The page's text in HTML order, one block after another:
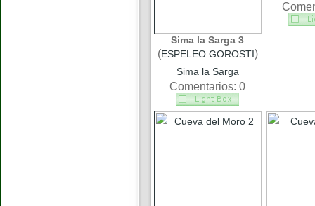
Sima la Sarga 3
(ESPELEO GOROSTI)
Sima la Sarga
Comentarios: 0